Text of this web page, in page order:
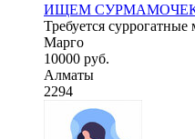
ИЩЕМ
Требуется
Марго
10000 руб.
Алматы
2294